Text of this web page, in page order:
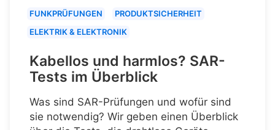
FUNKPRÜFUNGEN
PRODUKTSICHERHEIT
ELEKTRIK & ELEKTRONIK
Kabellos und harmlos? SAR-
Tests im Überblick
Was sind SAR-Prüfungen und wofür sind
sie notwendig? Wir geben einen Überblick